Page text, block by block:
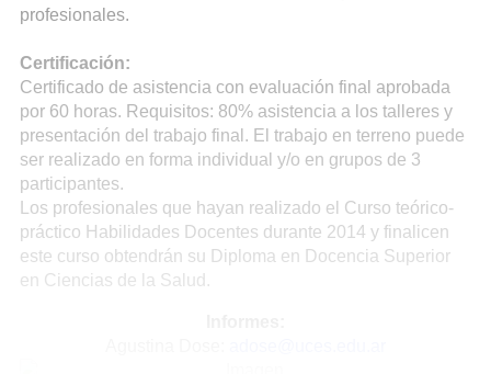
profesionales.
Certificación:
Certificado de asistencia con evaluación final aprobada
por 60 horas. Requisitos: 80% asistencia a los talleres y
presentación del trabajo final. El trabajo en terreno puede
ser realizado en forma individual y/o en grupos de 3
participantes.
Los profesionales que hayan realizado el Curso teórico-
práctico Habilidades Docentes durante 2014 y finalicen
este curso obtendrán su Diploma en Docencia Superior
en Ciencias de la Salud.